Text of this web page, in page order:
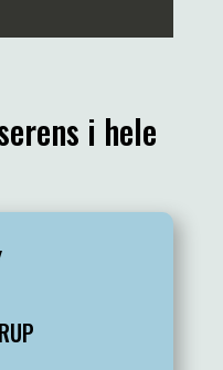
i hele